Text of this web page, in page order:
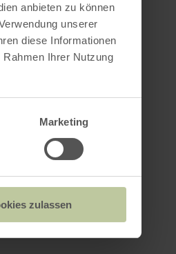
anbieten zu können
unserer
diese Informationen
Ihrer Nutzung
Marketing
zulassen